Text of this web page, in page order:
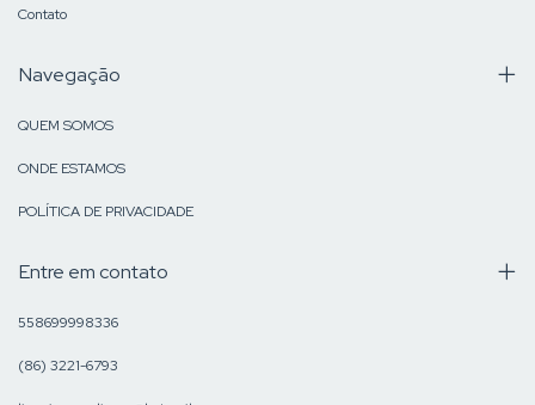
Contato
Navegação
QUEM SOMOS
ONDE ESTAMOS
POLÍTICA DE PRIVACIDADE
Entre em contato
558699998336
(86) 3221-6793